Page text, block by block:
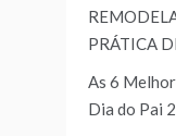
PRÁTICA
As 6
Dia do Pai